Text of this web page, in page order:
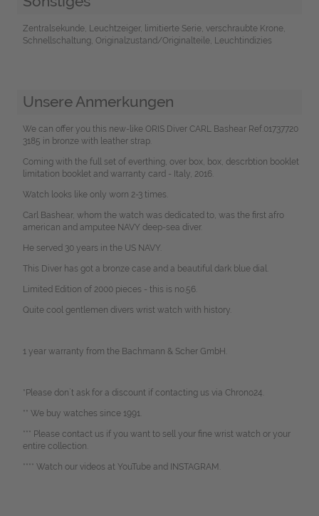
Zentralsekunde, Leuchtzeiger, limitierte Serie, verschraubte Krone,
Schnellschaltung, Originalzustand/Originalteile, Leuchtindizies
Unsere Anmerkungen
We can offer you this new-like ORIS Diver CARL Bashear Ref.01737720
3185 in bronze with leather strap.
Coming with the full set of everthing, over box, box, descrbtion booklet
limitation booklet and warranty card - Italy, 2016.
Watch looks like only worn 2-3 times.
Carl Bashear, whom the watch was dedicated to, was the first afro
american and amputee NAVY deep-sea diver.
He served 30 years in the US NAVY.
This Diver has got a bronze case and a beautiful dark blue dial.
Limited Edition of 2000 pieces - this is no.56.
Quite cool gentlemen divers wrist watch with history.
1 year warranty from the Bachmann & Scher GmbH.
*Please don`t ask for a discount if contacting us via Chrono24.
** We buy watches since 1991.
*** Please contact us if you want to sell your fine wrist watch or your
entire collection.
**** Watch our videos at YouTube and INSTAGRAM.